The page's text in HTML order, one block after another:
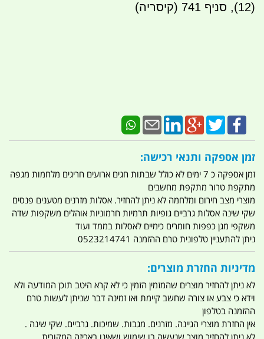
(12), סניף 741 (קיסריה)
זמן אספקה ותנאי רכישה:
זמן אספקה כ 7 ימים לא כולל שבתות חגים ארועים חריגים מלחמות מגפה
מתקפת טרור מתקפת מחשבים
מוצרי מצב חירום ומלחמה לא ניתן להחזיר. אסלות מזרנים מטענים פנסים
שקי שינה אסלות גרביים גופיות תרמיות חרמוניות אוהלים משקפות שדה
משקפי מגן כפפות חומרים כימיים לאסלות בממד ועוד
ניתן להתעניין טלפונית טרם ההזמנה 0523214741
מדיניות החזרת מוצרים:
לא ניתן להחזיר מוצרים שהמזמין הזמין כי לא קרא היטב תוכן המודעה ולא
וידא כי צבע או צורה שחשב קיימת ואו זמינה דבר שניתן לעשות טרם
ההזמנה בטלפון
אין החזרת מוצרי הגיינה. מזרנים. מגבות. שמיכות. גרביים. שקי שינה .
לא ניתן להחזיר מוצר שנעשה בו שימוש ושאינו באריזה המקורית